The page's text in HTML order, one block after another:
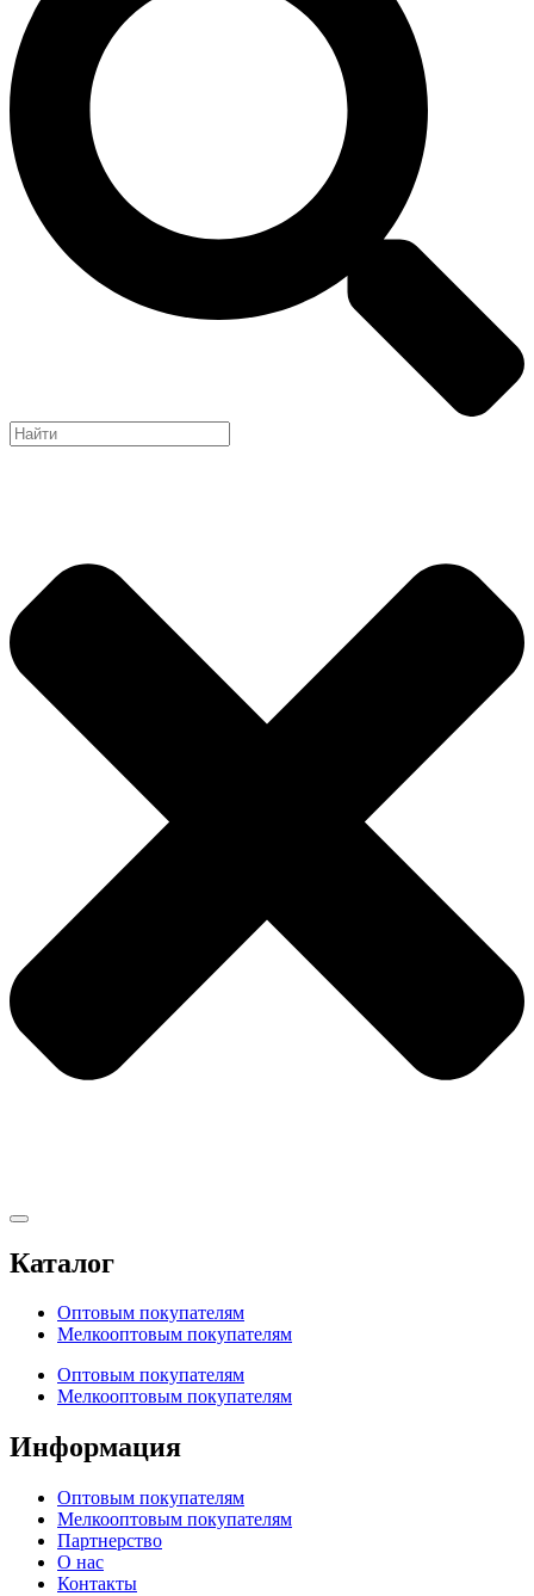
Каталог
Оптовым покупателям
Мелкооптовым покупателям
Оптовым покупателям
Мелкооптовым покупателям
Информация
Оптовым покупателям
Мелкооптовым покупателям
Партнерство
О нас
Контакты